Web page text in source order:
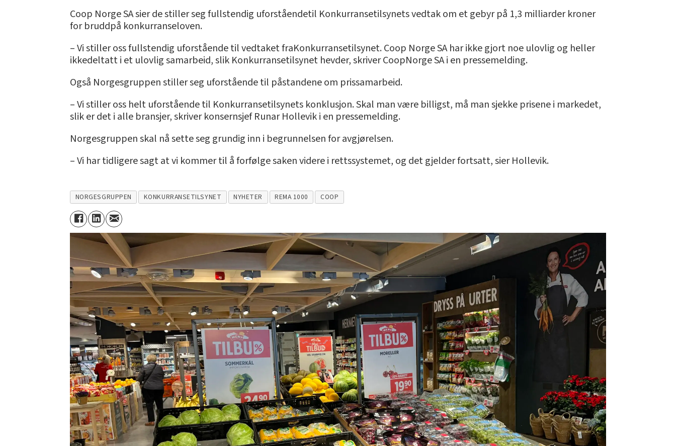
Coop Norge SA sier de stiller seg fullstendig uforståendetil Konkurransetilsynets vedtak om et gebyr på 1,3 milliarder kroner
for bruddpå konkurranseloven.
– Vi stiller oss fullstendig uforstående til vedtaket fraKonkurransetilsynet. Coop Norge SA har ikke gjort noe ulovlig og heller
ikkedeltatt i et ulovlig samarbeid, slik Konkurransetilsynet hevder, skriver CoopNorge SA i en pressemelding.
Også Norgesgruppen stiller seg uforstående til påstandene om prissamarbeid.
– Vi stiller oss helt uforstående til Konkurransetilsynets konklusjon. Skal man være billigst, må man sjekke prisene i markedet,
slik er det i alle bransjer, skriver konsernsjef Runar Hollevik i en pressemelding.
Norgesgruppen skal nå sette seg grundig inn i begrunnelsen for avgjørelsen.
– Vi har tidligere sagt at vi kommer til å forfølge saken videre i rettssystemet, og det gjelder fortsatt, sier Hollevik.
NORGESGRUPPEN KONKURRANSETILSYNET NYHETER REMA 1000 COOP